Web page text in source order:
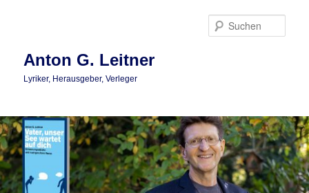
Anton G. Leitner
Lyriker, Herausgeber, Verleger